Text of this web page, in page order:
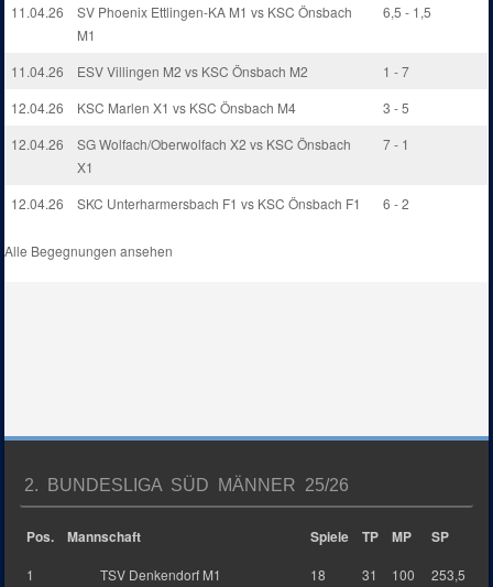
11.04.26
SV Phoenix Ettlingen-KA M1 vs KSC Önsbach
M1
6,5 - 1,5
11.04.26 ESV Villingen M2 vs KSC Önsbach M2
1 - 7
12.04.26
KSC Marlen X1 vs KSC Önsbach M4
3 - 5
12.04.26
SG Wolfach/Oberwolfach X2 vs KSC Önsbach
X1
7 - 1
12.04.26 SKC Unterharmersbach F1 vs KSC Önsbach F1 6 - 2
Alle Begegnungen ansehen
2. BUNDESLIGA SÜD MÄNNER 25/26
Pos. Mannschaft Spiele TP MP SP
1 TSV Denkendorf M1 18 31 100 253,5